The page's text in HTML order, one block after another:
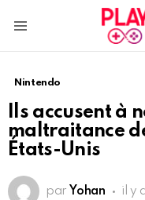
Nintendo
Ils accusent à
maltraitance
États-Unis
par Yohan il y